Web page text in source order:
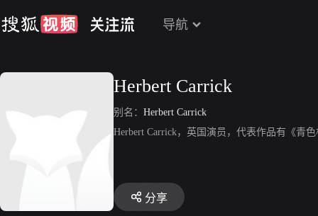
导航
Herbert Carrick
别名： Herbert Carrick
Herbert Carrick，英国演员，代表作品有《青
分享